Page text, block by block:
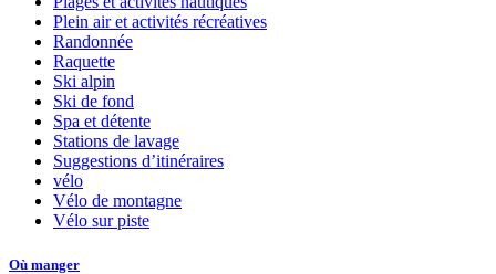
Plein air et activités récréatives
Randonnée
Raquette
Ski alpin
Ski de fond
Spa et détente
Stations de lavage
Suggestions d’itinéraires
vélo
Vélo de montagne
Vélo sur piste
Où manger